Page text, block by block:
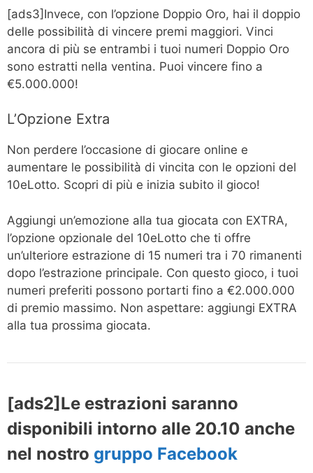
[ads3]Invece, con l’opzione Doppio Oro, hai il doppio
delle possibilità di vincere premi maggiori. Vinci
ancora di più se entrambi i tuoi numeri Doppio Oro
sono estratti nella ventina. Puoi vincere fino a
€5.000.000!
L’Opzione Extra
Non perdere l’occasione di giocare online e
aumentare le possibilità di vincita con le opzioni del
10eLotto. Scopri di più e inizia subito il gioco!
Aggiungi un’emozione alla tua giocata con EXTRA,
l’opzione opzionale del 10eLotto che ti offre
un’ulteriore estrazione di 15 numeri tra i 70 rimanenti
dopo l’estrazione principale. Con questo gioco, i tuoi
numeri preferiti possono portarti fino a €2.000.000
di premio massimo. Non aspettare: aggiungi EXTRA
alla tua prossima giocata.
[ads2]Le estrazioni saranno
disponibili intorno alle 20.10 anche
nel nostro gruppo Facebook